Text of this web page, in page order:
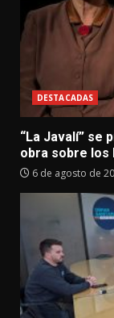
DESTACADAS
“La Javalí” se
obra sobre los
6 de agosto de